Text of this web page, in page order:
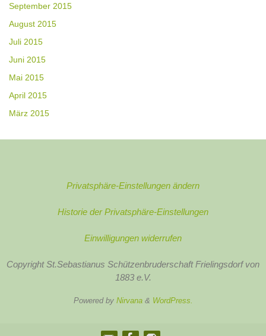
September 2015
August 2015
Juli 2015
Juni 2015
Mai 2015
April 2015
März 2015
Privatsphäre-Einstellungen ändern
Historie der Privatsphäre-Einstellungen
Einwilligungen widerrufen
Copyright St.Sebastianus Schützenbruderschaft Frielingsdorf von
1883 e.V.
Powered by Nirvana& WordPress.